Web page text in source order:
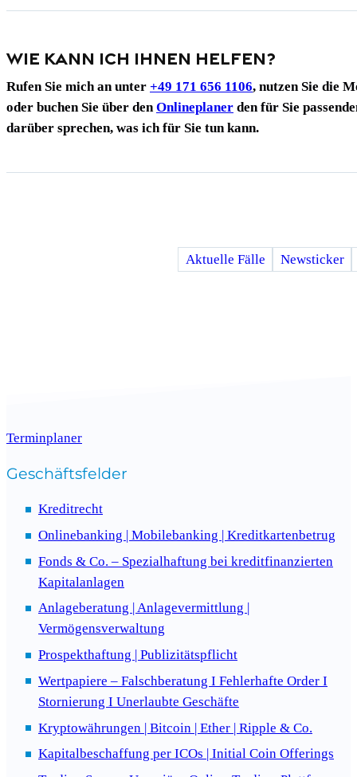
Wie kann ich Ihnen helfen?
Rufen Sie mich an unter +49 171 656 1106, nutzen Sie die
oder buchen Sie über den Onlineplaner den für Sie
darüber sprechen, was ich für Sie tun kann.
Aktuelle Fälle Newsticker
Terminplaner
Geschäftsfelder
Kreditrecht
Onlinebanking | Mobilebanking | Kreditkartenbetrug
Fonds & Co. – Spezialhaftung bei kreditfinanzierten
Kapitalanlagen
Anlageberatung | Anlagevermittlung |
Vermögensverwaltung
Prospekthaftung | Publizitätspflicht
Wertpapiere – Falschberatung I Fehlerhafte Order I
Stornierung I Unerlaubte Geschäfte
Kryptowährungen | Bitcoin | Ether | Ripple & Co.
Kapitalbeschaffung per ICOs | Initial Coin Offerings